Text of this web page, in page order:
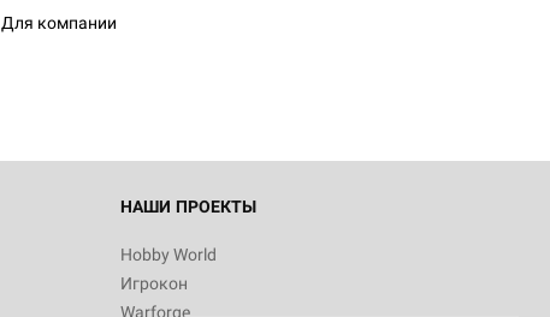
Для компании
НАШИ ПРОЕКТЫ
Hobby World
Игрокон
Warforge